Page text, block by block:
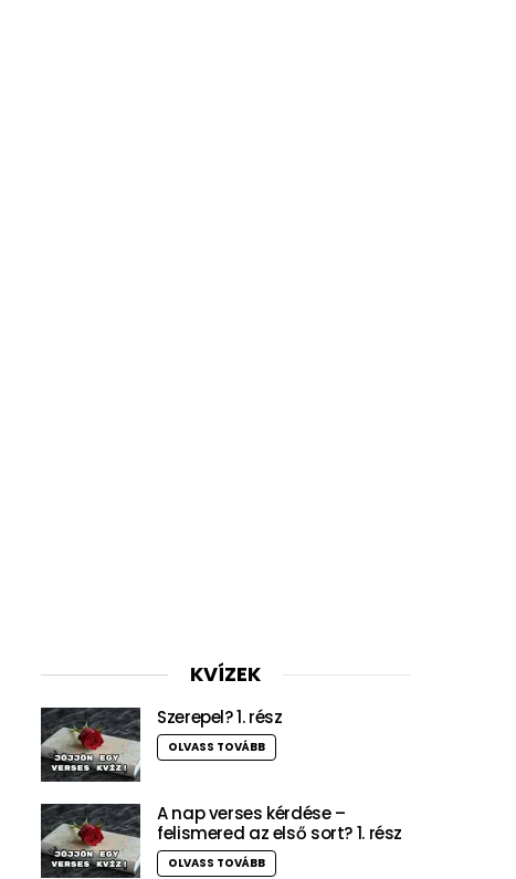
KVÍZEK
Szerepel? 1. rész
OLVASS TOVÁBB
A nap verses kérdése –
felismered az első sort? 1. rész
OLVASS TOVÁBB